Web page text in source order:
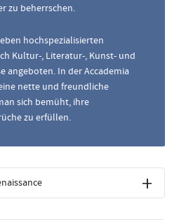
zu beherrschen.
hochspezialisierten
Kultur-, Literatur-, Kunst- und
angeboten. In der Accademia
nette und freundliche
sich bemüht, ihre
zu erfüllen.